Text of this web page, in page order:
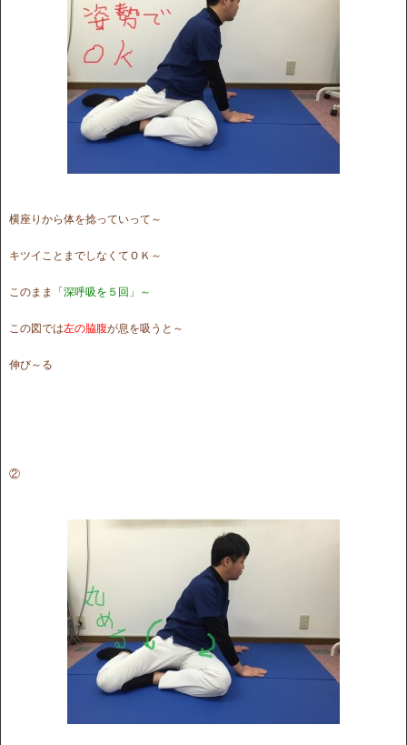
横座りから体を捻っていって～
キツイことまでしなくてＯＫ～
このまま「深呼吸を５回」～
この図では左の脇腹が息を吸うと～
伸び～る
②